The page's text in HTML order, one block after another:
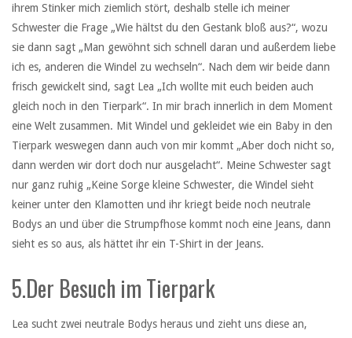
ihrem Stinker mich ziemlich stört, deshalb stelle ich meiner
Schwester die Frage „Wie hältst du den Gestank bloß aus?“, wozu
sie dann sagt „Man gewöhnt sich schnell daran und außerdem liebe
ich es, anderen die Windel zu wechseln“. Nach dem wir beide dann
frisch gewickelt sind, sagt Lea „Ich wollte mit euch beiden auch
gleich noch in den Tierpark“. In mir brach innerlich in dem Moment
eine Welt zusammen. Mit Windel und gekleidet wie ein Baby in den
Tierpark weswegen dann auch von mir kommt „Aber doch nicht so,
dann werden wir dort doch nur ausgelacht“. Meine Schwester sagt
nur ganz ruhig „Keine Sorge kleine Schwester, die Windel sieht
keiner unter den Klamotten und ihr kriegt beide noch neutrale
Bodys an und über die Strumpfhose kommt noch eine Jeans, dann
sieht es so aus, als hättet ihr ein T-Shirt in der Jeans.
5.Der Besuch im Tierpark
Lea sucht zwei neutrale Bodys heraus und zieht uns diese an,